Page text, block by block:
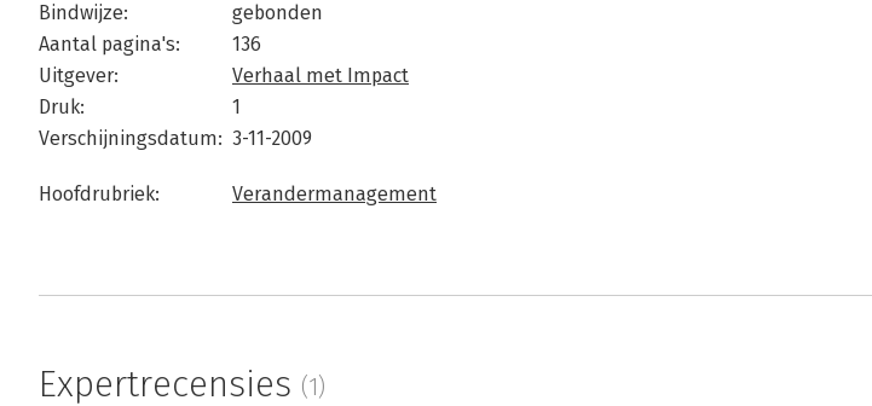
Bindwijze:
gebonden
Aantal pagina's:
136
Uitgever:
Verhaal met Impact
Druk:
1
Verschijningsdatum: 3-11-2009
Hoofdrubriek: Verandermanagement
Expertrecensies (1)